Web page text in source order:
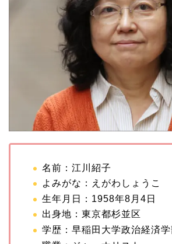
名前：江川紹子
よみがな：えがわしょうこ
生年月日：1958年8月4日
出身地：東京都杉並区
学歴：早稲田大学政治経済学